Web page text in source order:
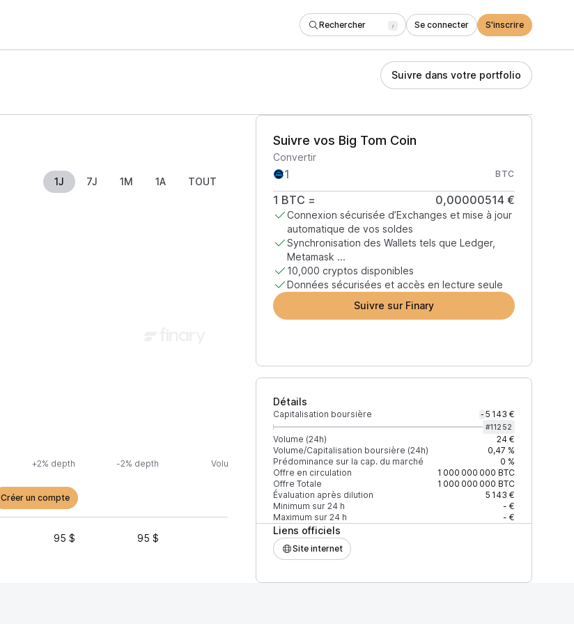
Rechercher / Se connecter S'inscrire
Suivre dans votre portfolio
1J 7J 1M 1A TOUT
Suivre vos Big Tom Coin
Convertir
BTC
1 BTC = 0,00000514 €
Connexion sécurisée d’Exchanges et mise à jour
automatique de vos soldes
Synchronisation des Wallets tels que Ledger,
Metamask ...
10,000 cryptos disponibles
Données sécurisées et accès en lecture seule
Suivre sur Finary
Détails
Capitalisation boursière - 5 143 €
#11252
Volume (24h)
24 €
Volume/Capitalisation boursière (24h)
0,47 %
Prédominance sur la cap. du marché
0 %
Offre en circulation
1 000 000 000 BTC
Offre Totale
1 000 000 000 BTC
Évaluation après dilution
5 143 €
Minimum sur 24 h
- €
Maximum sur 24 h
- €
Liens officiels
Site internet
+2% depth -2% depth Volume (24h) % du volume Confiance Mis à jour
Créer un compte
95 $ 95 $ 100 %